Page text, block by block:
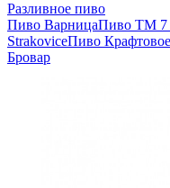
Разливное пиво
Пиво ВарницаПиво ТМ 7
StrakoviceПиво Крафтовое
Бровар